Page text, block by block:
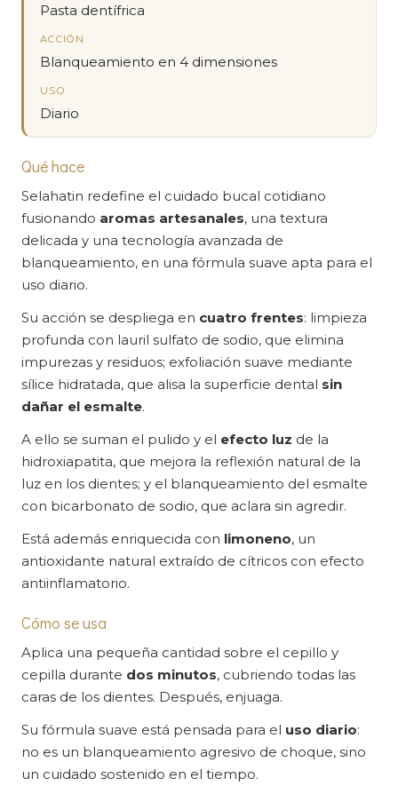
Pasta dentífrica
ACCIÓN
Blanqueamiento en 4 dimensiones
USO
Diario
Qué hace
Selahatin redefine el cuidado bucal cotidiano
fusionando aromas artesanales, una textura
delicada y una tecnología avanzada de
blanqueamiento, en una fórmula suave apta para el
uso diario.
Su acción se despliega en cuatro frentes: limpieza
profunda con lauril sulfato de sodio, que elimina
impurezas y residuos; exfoliación suave mediante
sílice hidratada, que alisa la superficie dental sin
dañar el esmalte.
A ello se suman el pulido y el efecto luz de la
hidroxiapatita, que mejora la reflexión natural de la
luz en los dientes; y el blanqueamiento del esmalte
con bicarbonato de sodio, que aclara sin agredir.
Está además enriquecida con limoneno, un
antioxidante natural extraído de cítricos con efecto
antiinflamatorio.
Cómo se usa
Aplica una pequeña cantidad sobre el cepillo y
cepilla durante dos minutos, cubriendo todas las
caras de los dientes. Después, enjuaga.
Su fórmula suave está pensada para el uso diario:
no es un blanqueamiento agresivo de choque, sino
un cuidado sostenido en el tiempo.